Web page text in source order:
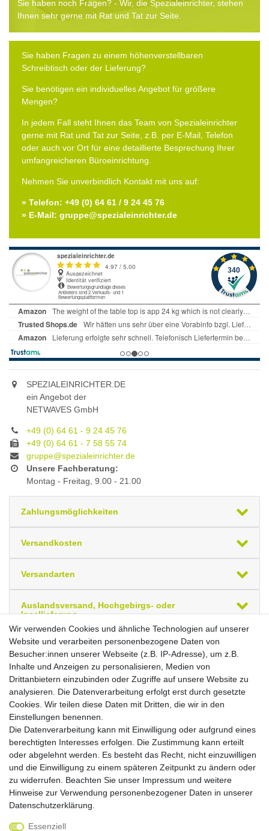
Sie haben noch Fragen? - Wir, die Spezialeinrichter, stehen
Ihnen sehr gerne mit Rat und Tat zur Seite.
Sie haben Fragen zu einem höhenverstellbaren
Schreibtisch oder der Lieferung?
Sie benötigen ein individuelles Angebot für größere
Mengen?
In jedem Fall steht Ihnen das Team von Spezialeinrichter
gerne mit Rat und Tat zur Seite, z.B. per E-Mail, Telefon
oder auch vor Ort für eine detaillierte Besprechung Ihrer
umfangreicheren Büroeinrichtung.
Nehmen Sie unverbindlich Kontakt mit uns auf:
» Telefon: +49 (0) 64 61 / 9 24 45 76
» E-Mail: gruppe@spezialeinrichter.de
SPEZIALEINRICHTER.DE
ein Angebot der
NETWAVES GmbH
+49 (0) 64 61 - 9 24 45 76
+49 (0) 64 61 - 7 58 55 74
gruppe@spezialeinrichter.de
Unsere Fachberatung:
Montag - Freitag, 9.00 - 21.00
Zahlungsmöglichkeiten
Versandkosten
Versandarten
Auslandsversand, Hochgebirgs- oder
Insellieferung
Ihre zuletzt angesehenen Artikel
Aktenschrank, Büroschrank aus Holz,
Oberboden 25 mm, mit Standfüßen,
abschließbar, 800x425x1182, Silber/Buche
Brutto
Netto
In den Warenkorb
*inkl. ges. MwSt.,Versandkostenfrei (EU-Ausland
auf Anfrage)
Wir verwenden Cookies und ähnliche Technologien auf unserer
Website und verarbeiten personenbezogene Daten von
Besucher:innen unserer Webseite (z.B. IP-Adresse), um z.B.
Inhalte und Anzeigen zu personalisieren, Medien von
Drittanbietern einzubinden oder Zugriffe auf unsere Website zu
analysieren. Die Datenverarbeitung erfolgt erst durch gesetzte
Cookies. Wir teilen diese Daten mit Dritten, die wir in den
Einstellungen benennen.
Die Datenverarbeitung kann mit Einwilligung oder aufgrund eines
berechtigten Interesses erfolgen. Die Zustimmung kann erteilt
oder abgelehnt werden. Es besteht das Recht, nicht einzuwilligen
und die Einwilligung zu einem späteren Zeitpunkt zu ändern oder
zu widerrufen. Beachten Sie unser Impressum und weitere
Hinweise zur Verwendung personenbezogener Daten in unserer
Daten­schutz­erklärung
Essenziell